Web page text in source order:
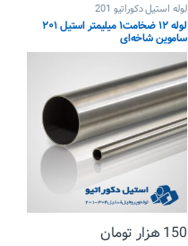
لوله استیل دکوراتیو 201
لوله ۱۲ ضخامت۱ میلیمتر استیل ۲۰۱
ساموین شاخه‌ای
150 هزار تومان